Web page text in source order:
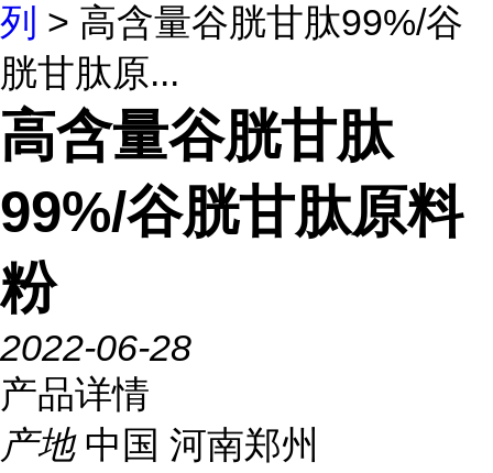
列 > 高含量谷胱甘肽99%/谷
胱甘肽原...
高含量谷胱甘肽
99%/谷胱甘肽原料
粉
2022-06-28
产品详情
产地 中国 河南郑州